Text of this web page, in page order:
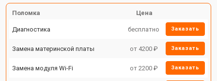
Поломка Цена
Диагностика бесплатно Заказать
Замена материнской платы от 4200 ₽ Заказать
Замена модуля Wi-Fi от 2200 ₽ Заказать